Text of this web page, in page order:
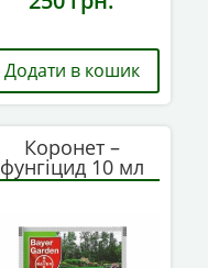
Додати в кошик
Коронет –
фунгіцид 10 мл